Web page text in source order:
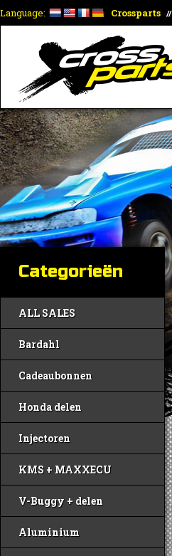
Language: Crossparts //
Categorieën
ALL SALES
Bardahl
Cadeaubonnen
Honda delen
Injectoren
KMS + MAXXECU
V-Buggy + delen
Aluminium